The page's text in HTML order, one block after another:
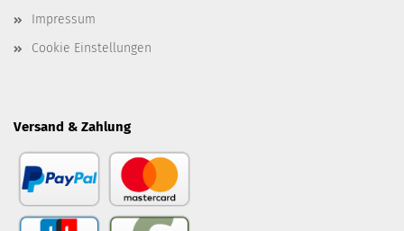
Impressum
Cookie Einstellungen
Versand & Zahlung